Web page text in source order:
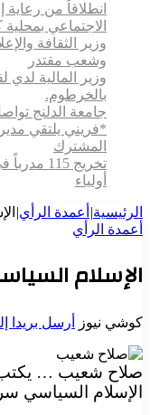
انطلاقاً من
الاجتماعي
وزير الثقافة
وشعب مقتدر
وزير المالية لدي
بالخرطوم.
جامعة الدلنج
*فريني يلتقي
المشترك
تخريج
أولياء
الرئيسية| أعمدة الرأي|
أعمدة الرأي
الإسلام
كوشي نيوز أرسل بريدا
صلاح شعيب …
الإسلام السياسي